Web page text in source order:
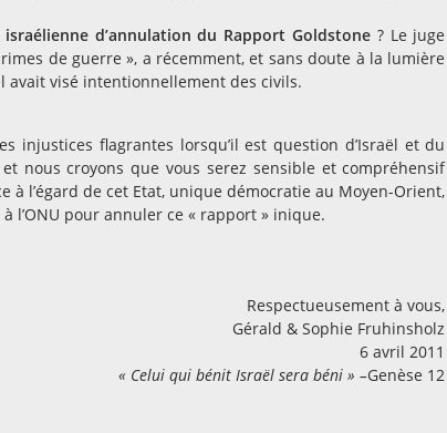
d’annulation du Rapport Goldstone? Le juge
de guerre », a récemment, et sans doute à la lumière
avait visé intentionnellement des civils.
injustices flagrantes lorsqu’il est question d’Israël et du
nous croyons que vous serez sensible et compréhensif
l’égard de cet Etat, unique démocratie au Moyen-Orient,
l’ONU pour annuler ce « rapport » inique.
Respectueusement à vous,
Gérald & Sophie Fruhinsholz
6 avril 2011
« Celui qui bénit Israël sera béni » –Genèse 12